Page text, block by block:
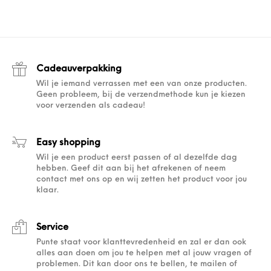
Cadeauverpakking
Wil je iemand verrassen met een van onze producten.
Geen probleem, bij de verzendmethode kun je kiezen
voor verzenden als cadeau!
Easy shopping
Wil je een product eerst passen of al dezelfde dag
hebben. Geef dit aan bij het afrekenen of neem
contact met ons op en wij zetten het product voor jou
klaar.
Service
Punte staat voor klanttevredenheid en zal er dan ook
alles aan doen om jou te helpen met al jouw vragen of
problemen. Dit kan door ons te bellen, te mailen of